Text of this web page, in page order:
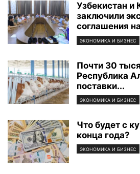
Узбекистан и
заключили
соглашения
ЭКОНОМИКА И БИЗНЕС
Почти 30
Республика
поставки...
ЭКОНОМИКА И БИЗНЕС
Что будет с
конца года?
ЭКОНОМИКА И БИЗНЕС